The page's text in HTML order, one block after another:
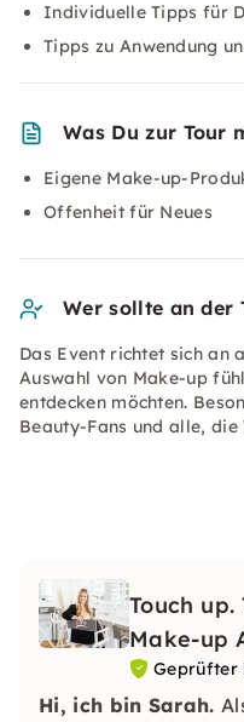
Individuelle Tipps für
Tipps zu Anwendung
Was Du zur Tour
Eigene Make-up-
Offenheit für Neues
Wer sollte an der
Das Event richtet sich an
Auswahl von Make-up
entdecken möchten.
Beauty-Fans und alle, die
Touch
Make-up
Geprüfter
Hi, ich bin Sarah.